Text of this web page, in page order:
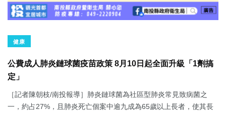
健康
公費成人肺炎鏈球菌疫苗政策 8月10日起全面升級「1劑搞
定」
［記者陳朝枝/南投報導］肺炎鏈球菌為社區型肺炎常見致病菌之
一，約占27%，且肺炎死亡個案中逾九成為65歲以上長者，使其長